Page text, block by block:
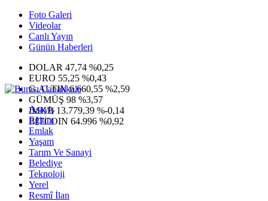
Foto Galeri
Videolar
Canlı Yayın
Günün Haberleri
DOLAR 47,74 %0,25
EURO 55,25 %0,43
G.ALTIN6.660,55 %2,59
GÜMÜŞ 98 %3,57
IMKB 13.779,39 %-0,14
BITCOIN 64.996 %0,92
Asayiş
Eğitim
Emlak
Yaşam
Tarım Ve Sanayi
Belediye
Teknoloji
Yerel
Resmî İlan